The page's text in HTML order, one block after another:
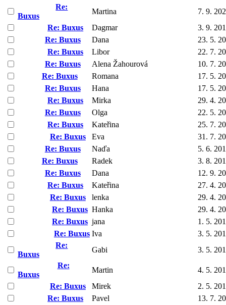
Re:
Buxus
Martina
7. 9.
Re: Buxus
Dagmar
3. 9.
Re: Buxus
Dana
23. 5.
Re: Buxus
Libor
22. 7.
Re: Buxus
Alena Žahourová
10. 7.
Re: Buxus
Romana
17. 5.
Re: Buxus
Hana
17. 5.
Re: Buxus
Mirka
29. 4.
Re: Buxus
Olga
22. 5.
Re: Buxus
Kateřina
25. 7.
Re: Buxus
Eva
31. 7.
Re: Buxus
Naďa
5. 6.
Re: Buxus
Radek
3. 8.
Re: Buxus
Dana
12. 9.
Re: Buxus
Kateřina
27. 4.
Re: Buxus
lenka
29. 4.
Re: Buxus Hanka
29. 4.
Re: Buxus jana
1. 5.
Re: Buxus Iva
3. 5.
Re:
Buxus
Gabi
3. 5.
Re:
Buxus
Martin
4. 5.
Re: Buxus
Mirek
2. 5.
Re: Buxus
Pavel
13. 7.